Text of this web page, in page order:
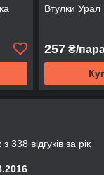
Втулки
257₴/
338 відгуків за рік